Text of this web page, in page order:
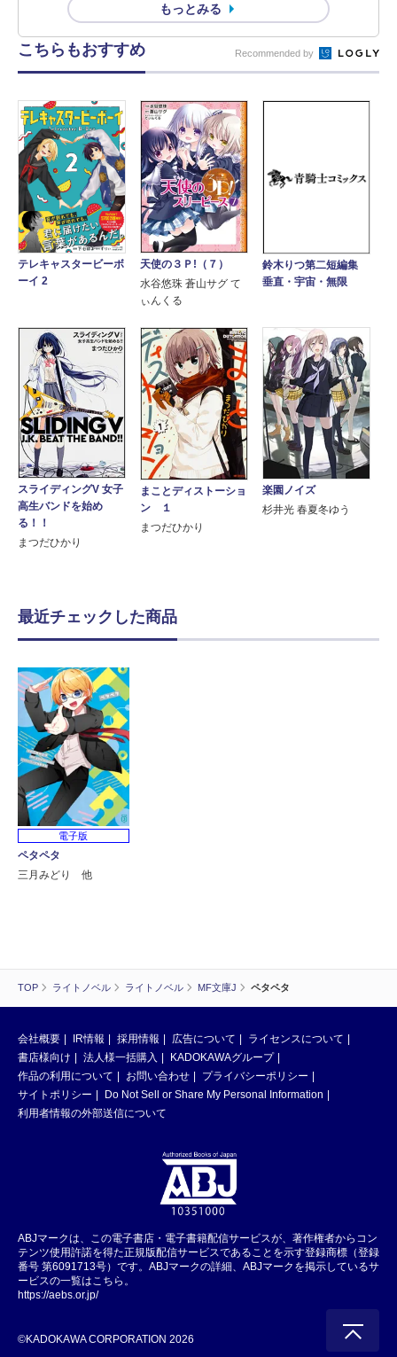
TOP ライトノベル ライトノベル MF文庫J ペタペタ
もっとみる
こちらもおすすめ Recommended by
テレキャスタービーボ
ーイ 2
天使の３Ｐ!（７）
水谷悠珠 蒼山サグ て
ぃんくる
鈴木りつ第二短編集
垂直・宇宙・無限
スライディングV 女子
高生バンドを始め
る！！
まつだひかり
まことディストーショ
ン １
まつだひかり
楽園ノイズ
杉井光 春夏冬ゆう
最近チェックした商品
電子版
ペタペタ
三月みどり 他
会社概要 IR情報 採用情報 広告について
ライセンスについて
書店様向け
法人様一括購入
KADOKAWAグループ
作品の利用について
お問い合わせ
プライバシーポリシー
サイトポリシー
Do Not Sell or Share My Personal Information
利用者情報の外部送信について
ABJマークは、この電子書店・電子書籍配信サービスが、著作権者からコン
テンツ使用許諾を得た正規版配信サービスであることを示す登録商標（登録
番号 第6091713号）です。ABJマークの詳細、ABJマークを掲示しているサ
ービスの一覧はこちら。
https://aebs.or.jp/
©KADOKAWA CORPORATION 2026